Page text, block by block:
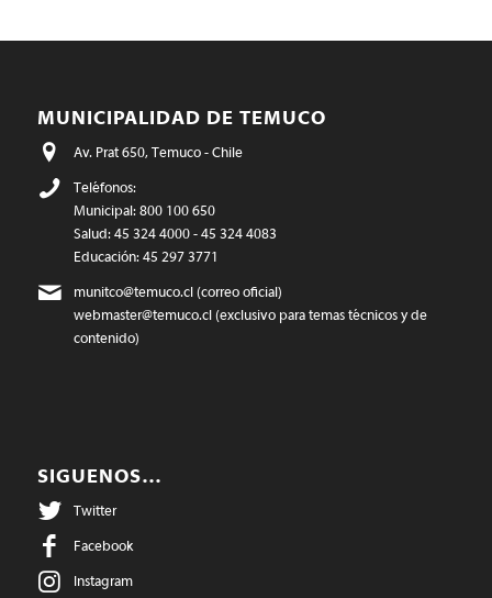
MUNICIPALIDAD DE TEMUCO
Av. Prat 650, Temuco - Chile
Teléfonos:
Municipal: 800 100 650
Salud: 45 324 4000 - 45 324 4083
Educación: 45 297 3771
munitco@temuco.cl(correo oficial)
webmaster@temuco.cl(exclusivo para temas técnicos y de
contenido)
SIGUENOS…
Twitter
Facebook
Instagram